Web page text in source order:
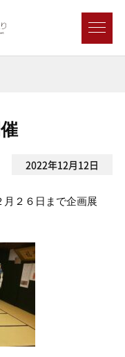
2022年12月12日
２６日まで企画展